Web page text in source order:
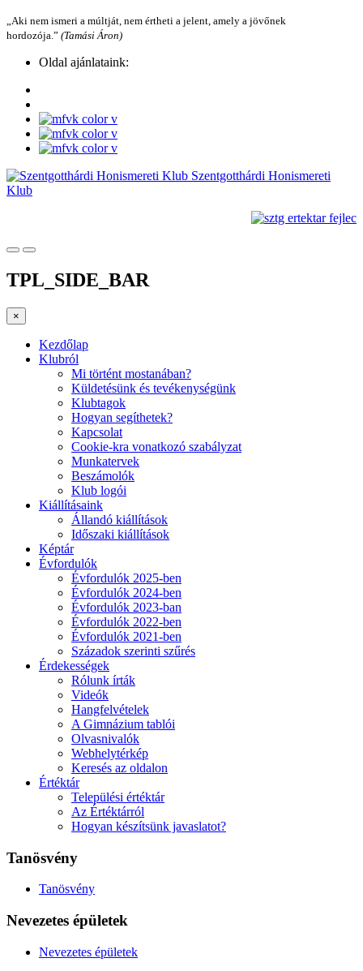
„Aki nem ismeri a múltját, nem értheti a jelent, amely a jövőnek
hordozója.” (Tamási Áron)
Oldal ajánlataink:
Szentgotthárdi Honismereti
Klub
TPL_SIDE_BAR
×
Kezdőlap
Klubról
Mi történt mostanában?
Küldetésünk és tevékenységünk
Klubtagok
Hogyan segíthetek?
Kapcsolat
Cookie-kra vonatkozó szabályzat
Munkatervek
Beszámolók
Klub logói
Kiállításaink
Állandó kiállítások
Időszaki kiállítások
Képtár
Évfordulók
Évfordulók 2025-ben
Évfordulók 2024-ben
Évfordulók 2023-ban
Évfordulók 2022-ben
Évfordulók 2021-ben
Századok szerinti szűrés
Érdekességek
Rólunk írták
Videók
Hangfelvételek
A Gimnázium tablói
Olvasnivalók
Webhelytérkép
Keresés az oldalon
Értéktár
Települési értéktár
Az Értéktárról
Hogyan készítsünk javaslatot?
Tanösvény
Tanösvény
Nevezetes épületek
Nevezetes épületek